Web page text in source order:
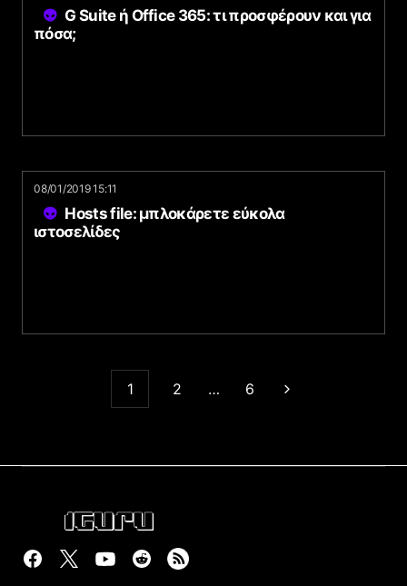
G Suite ή Office 365: τι προσφέρουν και για
πόσα;
08/01/2019 15:11
Hosts file: μπλοκάρετε εύκολα
ιστοσελίδες
1 2 … 6